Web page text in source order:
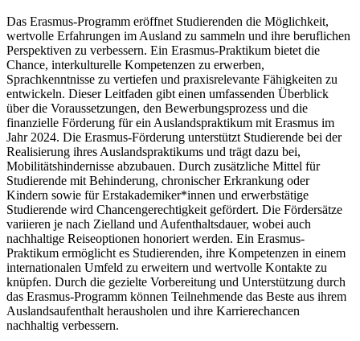
Das Erasmus-Programm eröffnet Studierenden die Möglichkeit,
wertvolle Erfahrungen im Ausland zu sammeln und ihre beruflichen
Perspektiven zu verbessern. Ein Erasmus-Praktikum bietet die
Chance, interkulturelle Kompetenzen zu erwerben,
Sprachkenntnisse zu vertiefen und praxisrelevante Fähigkeiten zu
entwickeln. Dieser Leitfaden gibt einen umfassenden Überblick
über die Voraussetzungen, den Bewerbungsprozess und die
finanzielle Förderung für ein Auslandspraktikum mit Erasmus im
Jahr 2024. Die Erasmus-Förderung unterstützt Studierende bei der
Realisierung ihres Auslandspraktikums und trägt dazu bei,
Mobilitätshindernisse abzubauen. Durch zusätzliche Mittel für
Studierende mit Behinderung, chronischer Erkrankung oder
Kindern sowie für Erstakademiker*innen und erwerbstätige
Studierende wird Chancengerechtigkeit gefördert. Die Fördersätze
variieren je nach Zielland und Aufenthaltsdauer, wobei auch
nachhaltige Reiseoptionen honoriert werden. Ein Erasmus-
Praktikum ermöglicht es Studierenden, ihre Kompetenzen in einem
internationalen Umfeld zu erweitern und wertvolle Kontakte zu
knüpfen. Durch die gezielte Vorbereitung und Unterstützung durch
das Erasmus-Programm können Teilnehmende das Beste aus ihrem
Auslandsaufenthalt herausholen und ihre Karrierechancen
nachhaltig verbessern.